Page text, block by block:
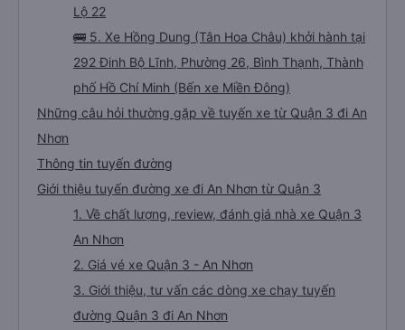
Lộ 22
🚌 5. Xe Hồng Dung (Tân Hoa Châu) khởi hành tại
292 Đinh Bộ Lĩnh, Phường 26, Bình Thạnh, Thành
phố Hồ Chí Minh (Bến xe Miền Đông)
Những câu hỏi thường gặp về tuyến xe từ Quận 3 đi An
Nhơn
Thông tin tuyến đường
Giới thiệu tuyến đường xe đi An Nhơn từ Quận 3
1. Về chất lượng, review, đánh giá nhà xe Quận 3
An Nhơn
2. Giá vé xe Quận 3 - An Nhơn
3. Giới thiệu, tư vấn các dòng xe chạy tuyến
đường Quận 3 đi An Nhơn